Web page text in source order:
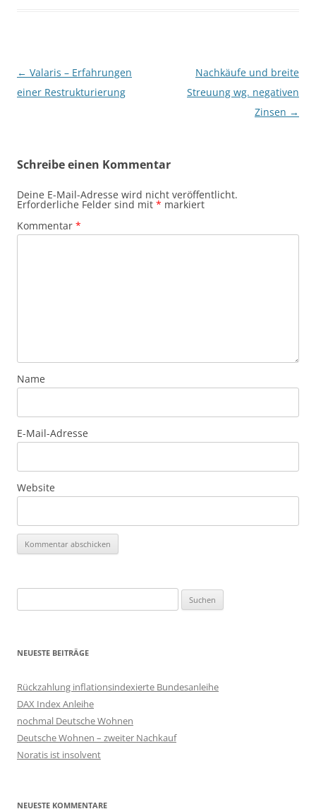
Beitragsnavigation
← Valaris – Erfahrungen
einer Restrukturierung
Nachkäufe und breite
Streuung wg. negativen
Zinsen →
Schreibe einen Kommentar
Deine E-Mail-Adresse wird nicht veröffentlicht.
Erforderliche Felder sind mit * markiert
Kommentar *
Name
E-Mail-Adresse
Website
nach:
NEUESTE BEITRÄGE
Rückzahlung inflationsindexierte Bundesanleihe
DAX Index Anleihe
nochmal Deutsche Wohnen
Deutsche Wohnen – zweiter Nachkauf
Noratis ist insolvent
NEUESTE KOMMENTARE